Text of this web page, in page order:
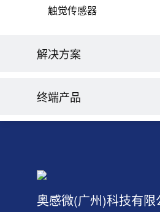
触觉传感器
解决方案
终端产品
奥感微(广州)科技有限